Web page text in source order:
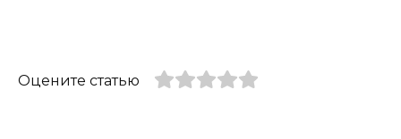
Оцените статью